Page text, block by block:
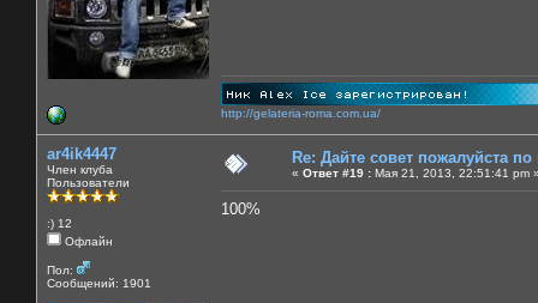
http://gelateria-roma.com.ua/
ar4ik4447
Член клуба
Пользователи
:) 12
Офлайн
Пол:
Сообщений: 1901
Re: Дайте совет пожалуйста
« Ответ #19 : Мая 21, 2013, 22:51:41 pm
100%